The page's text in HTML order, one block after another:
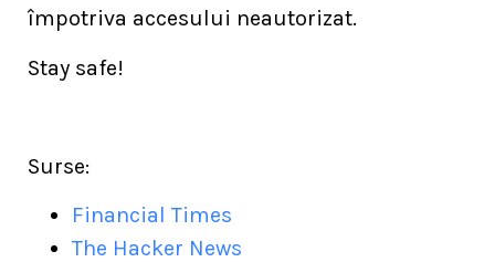
împotriva accesului neautorizat.
Stay safe!
Surse:
Financial Times
The Hacker News